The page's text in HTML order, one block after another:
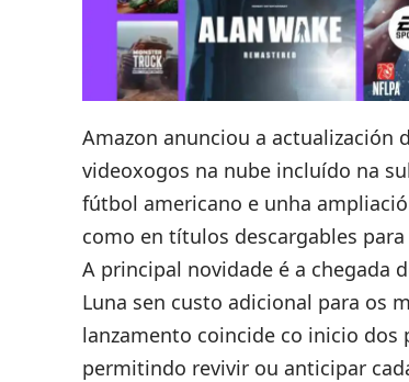
Amazon anunciou a actualización
videoxogos na nube incluído na
fútbol americano e unha
como en títulos descargables para
A principal novidade é a chegada
Luna sen custo adicional para os
lanzamento coincide co inicio dos
permitindo revivir ou anticipar